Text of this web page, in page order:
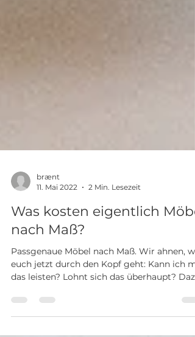
11. Mai 2022
2 Min. Lesezeit
Was kosten eigentlich
nach Maß?
Passgenaue Möbel nach Maß. Wir ahnen,
das leisten? Lohnt sich das überhaupt? Dazu
können...